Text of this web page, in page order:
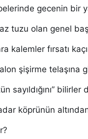
gecenin bir
tuzu olan genel
kalemler fırsatı
şişirme telaşına
sayıldığını” bilirler
köprünün